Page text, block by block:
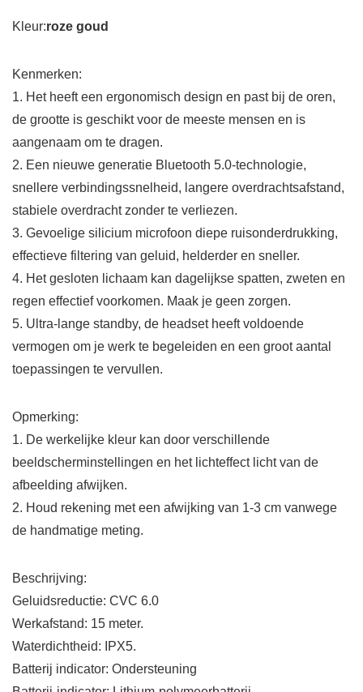
Kleur:roze goud
Kenmerken:
1. Het heeft een ergonomisch design en past bij de oren,
de grootte is geschikt voor de meeste mensen en is
aangenaam om te dragen.
2. Een nieuwe generatie Bluetooth 5.0-technologie,
snellere verbindingssnelheid, langere overdrachtsafstand,
stabiele overdracht zonder te verliezen.
3. Gevoelige silicium microfoon diepe ruisonderdrukking,
effectieve filtering van geluid, helderder en sneller.
4. Het gesloten lichaam kan dagelijkse spatten, zweten en
regen effectief voorkomen. Maak je geen zorgen.
5. Ultra-lange standby, de headset heeft voldoende
vermogen om je werk te begeleiden en een groot aantal
toepassingen te vervullen.
Opmerking:
1. De werkelijke kleur kan door verschillende
beeldscherminstellingen en het lichteffect licht van de
afbeelding afwijken.
2. Houd rekening met een afwijking van 1-3 cm vanwege
de handmatige meting.
Beschrijving:
Geluidsreductie: CVC 6.0
Werkafstand: 15 meter.
Waterdichtheid: IPX5.
Batterij indicator: Ondersteuning